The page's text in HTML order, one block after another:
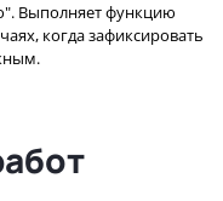
Выполняет функцию
когда зафиксировать